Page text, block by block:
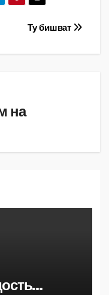
Ту бишват
на